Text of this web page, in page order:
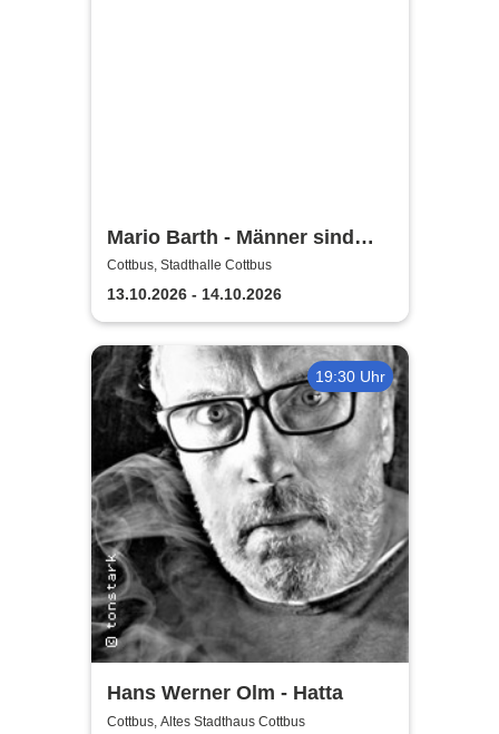
Mario Barth - Männer sind
nichts ohne die Frauen
Cottbus, Stadthalle Cottbus
13.10.2026 - 14.10.2026
19:30 Uhr
Hans Werner Olm - Hatta
Cottbus, Altes Stadthaus Cottbus